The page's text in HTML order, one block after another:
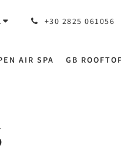
+30 2825 061056
AIR SPA GB